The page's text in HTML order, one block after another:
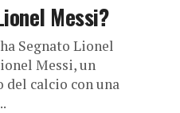
Messi?
Segnato Lionel
Messi, un
del calcio con una